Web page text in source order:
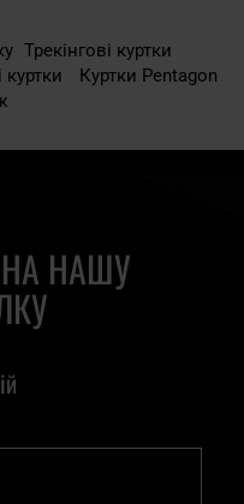
Трекінгові куртки
Куртки Pentagon
НАШУ